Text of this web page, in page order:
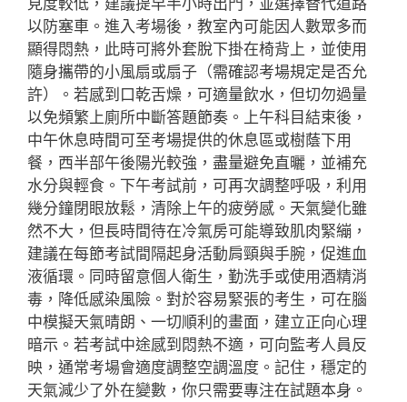
以防塞車。進入考場後，教室內可能因人數眾多而
顯得悶熱，此時可將外套脫下掛在椅背上，並使用
隨身攜帶的小風扇或扇子（需確認考場規定是否允
許）。若感到口乾舌燥，可適量飲水，但切勿過量
以免頻繁上廁所中斷答題節奏。上午科目結束後，
中午休息時間可至考場提供的休息區或樹蔭下用
餐，西半部午後陽光較強，盡量避免直曬，並補充
水分與輕食。下午考試前，可再次調整呼吸，利用
幾分鐘閉眼放鬆，清除上午的疲勞感。天氣變化雖
然不大，但長時間待在冷氣房可能導致肌肉緊繃，
建議在每節考試間隔起身活動肩頸與手腕，促進血
液循環。同時留意個人衛生，勤洗手或使用酒精消
毒，降低感染風險。對於容易緊張的考生，可在腦
中模擬天氣晴朗、一切順利的畫面，建立正向心理
暗示。若考試中途感到悶熱不適，可向監考人員反
映，通常考場會適度調整空調溫度。記住，穩定的
天氣減少了外在變數，你只需要專注在試題本身。